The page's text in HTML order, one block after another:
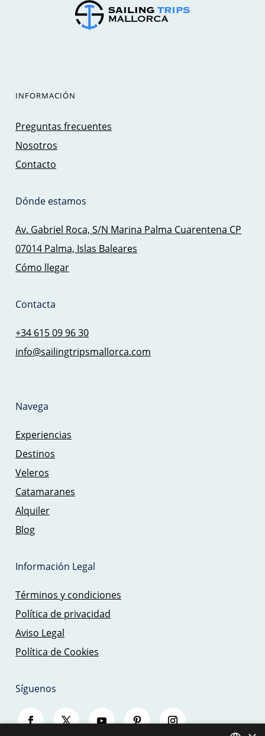
INFORMACIÓN
Preguntas frecuentes
Nosotros
Contacto
Dónde estamos
Av. Gabriel Roca, S/N Marina Palma Cuarentena CP
07014 Palma, Islas Baleares
Cómo llegar
Contacta
+34 615 09 96 30
info@sailingtripsmallorca.com
Navega
Experiencias
Destinos
Veleros
Catamaranes
Alquiler
Blog
Información Legal
Términos y condiciones
Política de privacidad
Aviso Legal
Política de Cookies
Síguenos